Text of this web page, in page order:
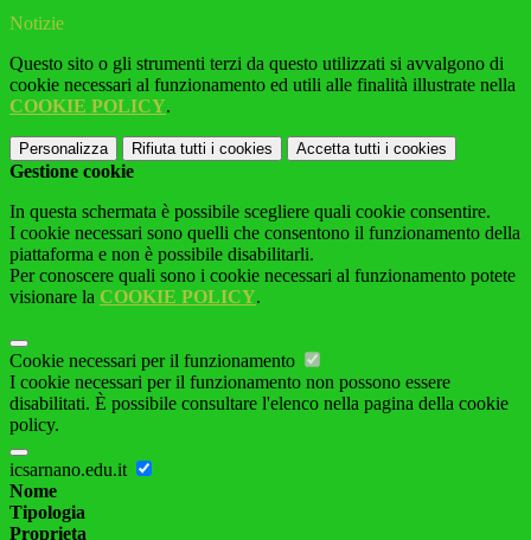
Notizie
Questo sito o gli strumenti terzi da questo utilizzati si avvalgono di
cookie necessari al funzionamento ed utili alle finalità illustrate nella
COOKIE POLICY.
Personalizza Rifiuta tutti i cookies Accetta tutti i cookies
Gestione cookie
In questa schermata è possibile scegliere quali cookie consentire.
I cookie necessari sono quelli che consentono il funzionamento della
piattaforma e non è possibile disabilitarli.
Per conoscere quali sono i cookie necessari al funzionamento potete
visionare la COOKIE POLICY.
Cookie necessari per il funzionamento
I cookie necessari per il funzionamento non possono essere
disabilitati. È possibile consultare l'elenco nella pagina della cookie
policy.
icsarnano.edu.it
Nome
Tipologia
Proprieta